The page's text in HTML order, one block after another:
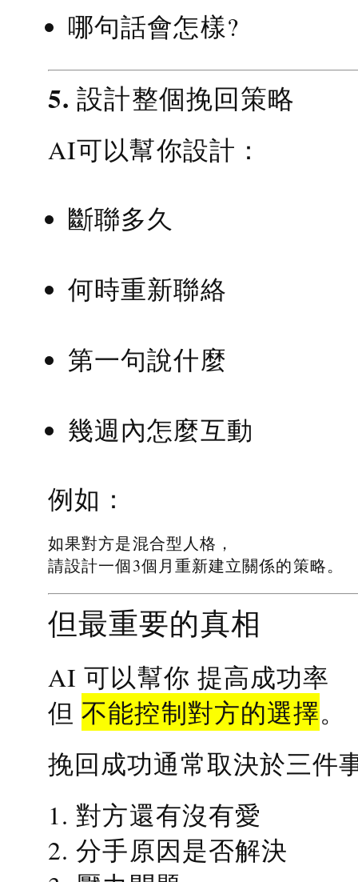
哪句話會怎樣?
5. 設計整個挽回策略
AI可以幫你設計：
斷聯多久
何時重新聯絡
第一句說什麼
幾週內怎麼互動
例如：
如果對方是混合型人格，
請設計一個3個月重新建立關係的策略。
但最重要的真相
AI 可以幫你 提高成功率
但不能控制對方的選擇。
挽回成功通常取決於三件
1. 對方還有沒有愛
2. 分手原因是否解決